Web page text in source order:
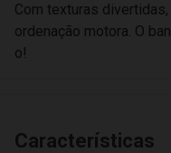
Com texturas
ordenação motora. O
o!
Características